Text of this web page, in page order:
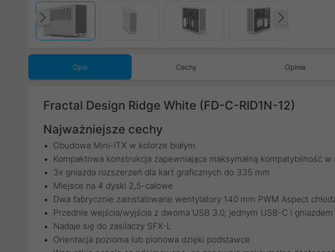
Opis Cechy Opinie
Fractal Design Ridge White (FD-C-RID1N-12)
Najważniejsze cechy
Obudowa Mini-ITX w kolorze białym
Kompaktowa konstrukcja zapewniająca maksymalną kompatybilność
3x gniazda rozszerzeń dla kart graficznych do 335 mm
Miejsce na 4 dyski 2,5-calowe
Dwa fabrycznie zainstalowane wentylatory 140 mm PWM Aspect
Przednie wejścia/wyjścia z dwoma USB 3.0, jednym USB-C i
Nadaje się do zasilaczy SFX-L
Orientacja pozioma lub pionowa dzięki podstawce